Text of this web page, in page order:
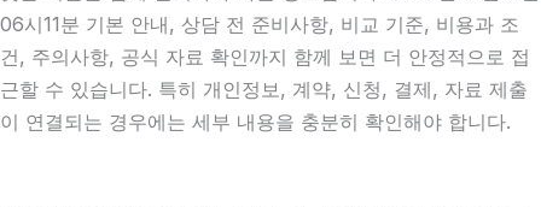
06시11분 기본 안내, 상담 전 준비사항, 비교 기준, 비용과 조
건, 주의사항, 공식 자료 확인까지 함께 보면 더 안정적으로 접
근할 수 있습니다. 특히 개인정보, 계약, 신청, 결제, 자료 제출
이 연결되는 경우에는 세부 내용을 충분히 확인해야 합니다.